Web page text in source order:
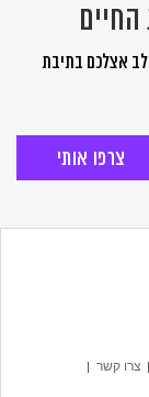
אצלכם בתיבת
צרו קשר